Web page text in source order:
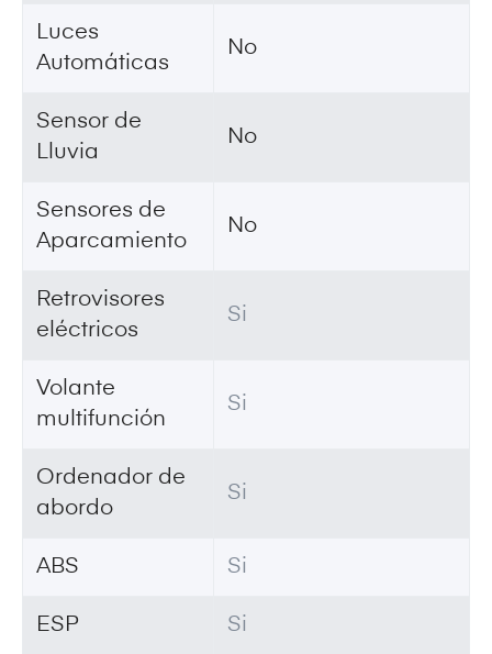
Luces
Automáticas
No
Sensor de
Lluvia
No
Sensores de
Aparcamiento
No
Retrovisores
eléctricos
Si
Volante
multifunción
Si
Ordenador de
abordo
Si
ABS Si
ESP Si